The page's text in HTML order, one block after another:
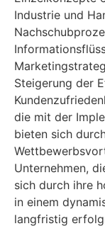
Industrie und
Steigerung der
die mit der
bieten sich
Unternehmen,
sich durch ihre
in einem
langfristig